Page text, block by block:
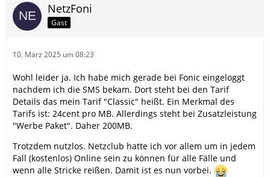
NetzFoni
Gast
10. März 2025 um 08:23
Wohl leider ja. Ich habe mich gerade bei Fonic eingeloggt
nachdem ich die SMS bekam. Dort steht bei den Tarif
Details das mein Tarif "Classic" heißt. Ein Merkmal des
Tarifs ist: 24cent pro MB. Allerdings steht bei Zusatzleistung
"Werbe Paket". Daher 200MB.
Trotzdem nutzlos. Netzclub hatte ich vor allem um in jedem
Fall (kostenlos) Online sein zu können für alle Fälle und
wenn alle Stricke reißen. Damit ist es nun vorbei.